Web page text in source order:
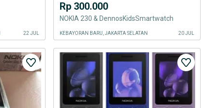
22 JUL
Rp 300.000
NOKIA 230 & DennosKidsSmartwatch
KEBAYORAN BARU, JAKARTA SELATAN 20 JUL